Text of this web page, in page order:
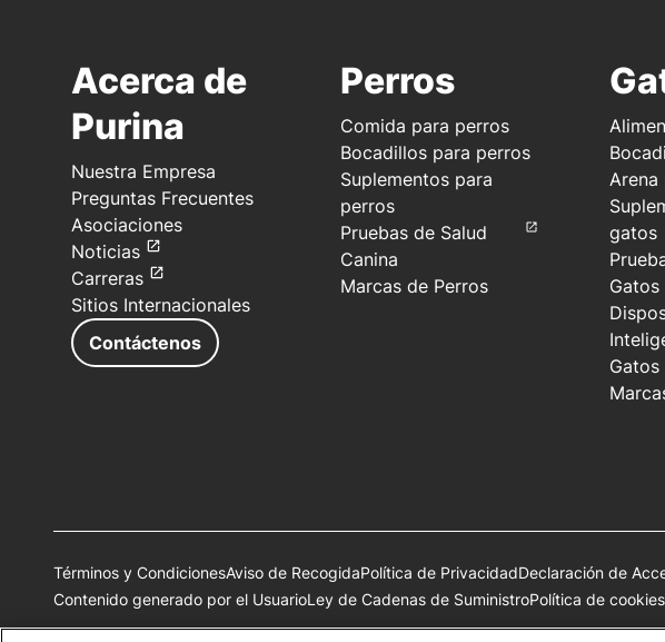
Acerca de
Purina
Nuestra Empresa
Preguntas Frecuentes
Asociaciones
Noticias
Carreras
Sitios Internacionales
Contáctenos
Perros
Comida para perros
Bocadillos para perros
Suplementos para
perros
Pruebas de Salud
Canina
Marcas de Perros
Arena
gatos
Gatos
Gatos
Términos y CondicionesAviso de RecogidaPolítica de PrivacidadDeclaración de
Contenido generado por el UsuarioLey de Cadenas de SuministroPolítica de cookies